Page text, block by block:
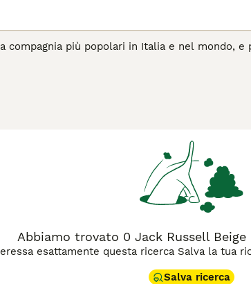
compagnia più popolari in Italia e nel mondo,
sul Jack Russell
Abbiamo trovato 0 Jack Russell
esattamente questa ricerca Salva la tua
Salva ricerca